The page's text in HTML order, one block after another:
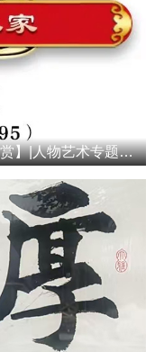
国礼艺术家——王晓红【书画作品欣赏】|人物艺术专题报道